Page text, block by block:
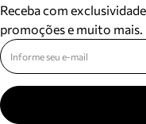
Receba com
promoções e muito mais.